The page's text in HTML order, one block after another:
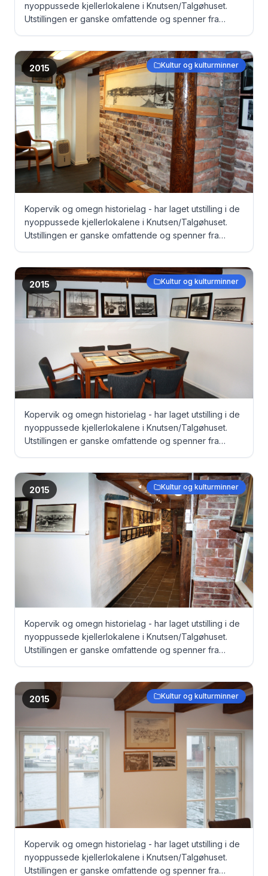
nyoppussede kjellerlokalene i Knutsen/Talgøhuset.
Utstillingen er ganske omfattende og spenner fra
Stangelandsvågen ...
2015
Kultur og kulturminner
Kopervik og omegn historielag - har laget utstilling i de
nyoppussede kjellerlokalene i Knutsen/Talgøhuset.
Utstillingen er ganske omfattende og spenner fra
2015 Kultur og kulturminner
Kopervik og omegn historielag - har laget utstilling i de
nyoppussede kjellerlokalene i Knutsen/Talgøhuset.
Utstillingen er ganske omfattende og spenner fra
2015 Kultur og kulturminner
Kopervik og omegn historielag - har laget utstilling i de
nyoppussede kjellerlokalene i Knutsen/Talgøhuset.
Utstillingen er ganske omfattende og spenner fra
2015 Kultur og kulturminner
Kopervik og omegn historielag - har laget utstilling i de
nyoppussede kjellerlokalene i Knutsen/Talgøhuset.
Utstillingen er ganske omfattende og spenner fra